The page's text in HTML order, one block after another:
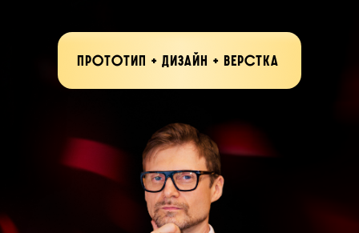
прототип + дизайн + верстка